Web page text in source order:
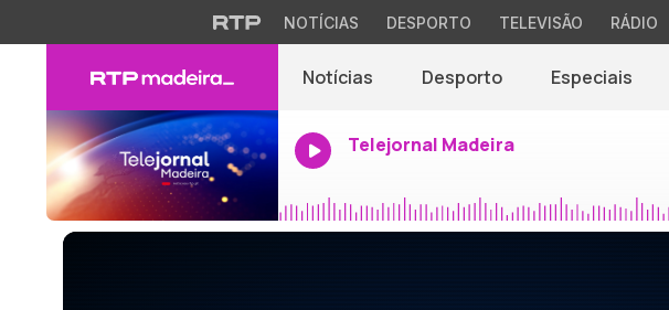
NOTÍCIAS DESPORTO TELEVISÃO RÁDIO
Notícias Desporto Especiais
Telejornal Madeira